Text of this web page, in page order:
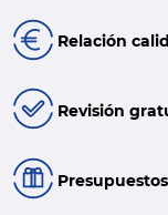
Relación
Revisión